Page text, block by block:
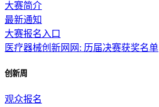
大赛简介
最新通知
大赛报名入口
医疗器械创新网网: 历届决赛获奖名单
创新周
观众报名